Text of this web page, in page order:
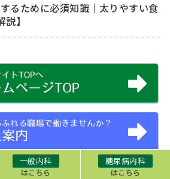
るために必須知識｜太りやすい食
】
一般内科
はこちら
糖尿病内科
はこちら